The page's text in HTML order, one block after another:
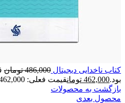
کتاب ناخدایی دیجیتال 486,000 تومان
بود.462,000 تومانقیمت فعلی: 462,000 تومان.
بازگشت به محصولات
محصول بعدی